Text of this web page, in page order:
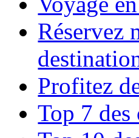
Réservez
Profitez
Top 7 des